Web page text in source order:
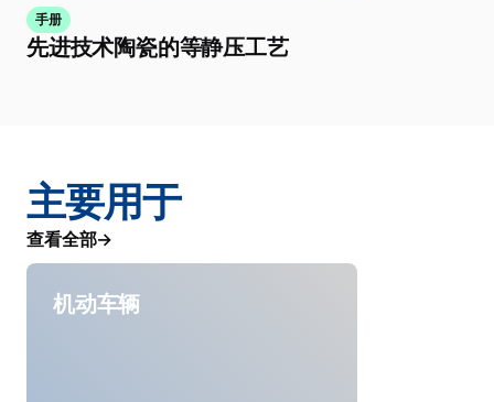
手册
先进技术陶瓷的等静压工艺
主要用于
查看全部
机动车辆